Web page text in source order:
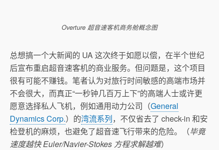
Overture 超音速客机商务舱概念图
总想搞一个大新闻的 UA 这次终于如愿以偿，在半个世纪
后宣布重启超音速客机的商业服务。但问题是，这个项目
很有可能不赚钱。笔者认为对旅行时间敏感的高端市场并
不会很大，而真正“一秒钟几百万上下”的高端人士或许更
愿意选择私人飞机，例如通用动力公司（General
Dynamics Corp.）的湾流系列，不仅省去了 check-in 和安
检登机的麻烦，也避免了超音速飞行带来的危险。（毕竟
速度越快 Euler/Navier-Stokes 方程求解越难）